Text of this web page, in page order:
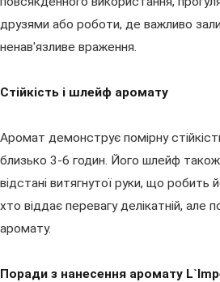
друзями або роботи, де важливо
ненав'язливе враження.
Стійкість і шлейф аромату
Аромат демонструє помірну
близько 3-6 годин. Його шлейф також
відстані витягнутої руки, що робить
хто віддає перевагу делікатній, але
аромату.
Поради з нанесення аромату